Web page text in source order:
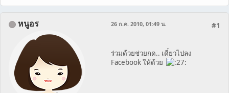
หนูอร #1
26 ก.ค. 2010, 01:49 น.
ร่วมด้วยช่วยกด.. เดี๋ยวไปลง
Facebook ให้ด้วย